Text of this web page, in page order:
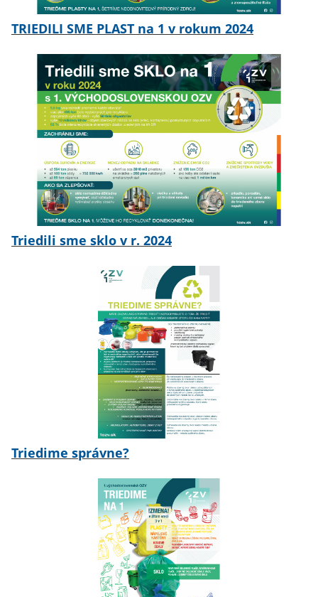
TRIEDILI SME PLAST na 1 v rokum 2024
Triedili sme sklo v r. 2024
Triedime správne?